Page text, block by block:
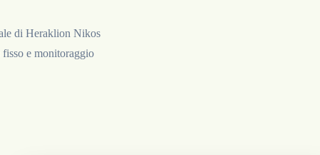
di Heraklion Nikos
fisso e monitoraggio